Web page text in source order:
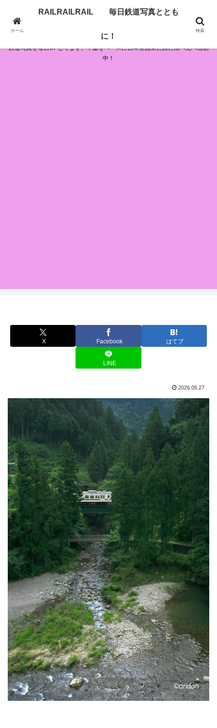
RAILRAILRAIL 毎日鉄道写真とともに！
鉄道写真を毎日UPしてます。千葉をベースに日本全国東に西に南へ北へ活動
中！
X Facebook はてブ
LINE
2026.05.27
ホーム
RAILRAILRAIL 毎日鉄道写真ととも
に！
検索